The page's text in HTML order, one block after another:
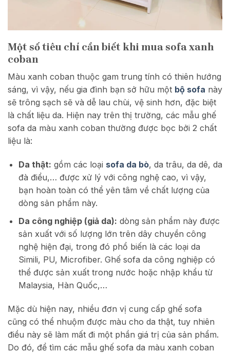
Một số tiêu chí cần biết khi mua sofa xanh
coban
Màu xanh coban thuộc gam trung tính có thiên hướng
sáng, vì vậy, nếu gia đình bạn sở hữu một bộ sofa này
sẽ trông sạch sẽ và dễ lau chùi, vệ sinh hơn, đặc biệt
là chất liệu da. Hiện nay trên thị trường, các mẫu ghế
sofa da màu xanh coban thường được bọc bởi 2 chất
liệu là:
Da thật: gồm các loại sofa da bò, da trâu, da dê, da
đà điểu,… được xử lý với công nghệ cao, vì vậy,
bạn hoàn toàn có thể yên tâm về chất lượng của
dòng sản phẩm này.
Da công nghiệp (giả da): dòng sản phẩm này được
sản xuất với số lượng lớn trên dây chuyền công
nghệ hiện đại, trong đó phổ biến là các loại da
Simili, PU, Microfiber. Ghế sofa da công nghiệp có
thể được sản xuất trong nước hoặc nhập khẩu từ
Malaysia, Hàn Quốc,…
Mặc dù hiện nay, nhiều đơn vị cung cấp ghế sofa
cũng có thể nhuộm được màu cho da thật, tuy nhiên
điều này sẽ làm mất đi một phần giá trị của sản phẩm.
Do đó, để tìm các mẫu ghế sofa da màu xanh coban